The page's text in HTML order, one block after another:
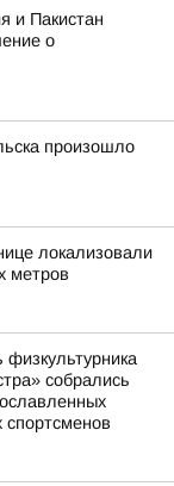
и Пакистан
о
произошло
локализовали
метров
собрались